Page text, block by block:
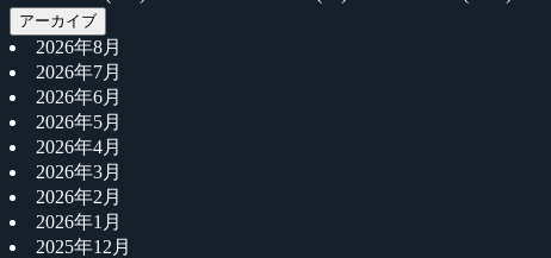
アーカイブ
2026年8月
2026年7月
2026年6月
2026年5月
2026年4月
2026年3月
2026年2月
2026年1月
2025年12月